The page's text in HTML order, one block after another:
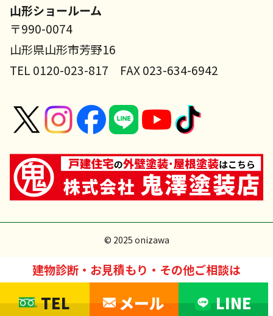
山形ショールーム
〒990-0074
山形県山形市芳野16
TEL 0120-023-817 FAX 023-634-6942
© 2025 onizawa
建物診断・お見積もり・その他ご相談は
TEL メール LINE